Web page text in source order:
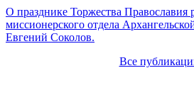
О празднике Торжества Православия
миссионерского отдела
Евгений Соколов.
Все